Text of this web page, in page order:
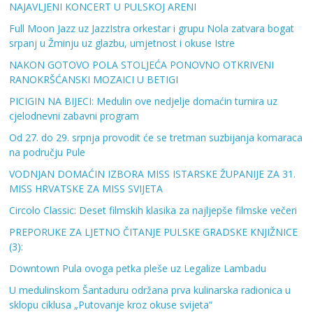
NAJAVLJENI KONCERT U PULSKOJ ARENI
Full Moon Jazz uz JazzIstra orkestar i grupu Nola zatvara bogat
srpanj u Žminju uz glazbu, umjetnost i okuse Istre
NAKON GOTOVO POLA STOLJEĆA PONOVNO OTKRIVENI
RANOKRŠĆANSKI MOZAICI U BETIGI
PICIGIN NA BIJECI: Medulin ove nedjelje domaćin turnira uz
cjelodnevni zabavni program
Od 27. do 29. srpnja provodit će se tretman suzbijanja komaraca
na području Pule
VODNJAN DOMAĆIN IZBORA MISS ISTARSKE ŽUPANIJE ZA 31.
MISS HRVATSKE ZA MISS SVIJETA
Circolo Classic: Deset filmskih klasika za najljepše filmske večeri
PREPORUKE ZA LJETNO ČITANJE PULSKE GRADSKE KNJIŽNICE
(3):
Downtown Pula ovoga petka pleše uz Legalize Lambadu
U medulinskom Šantaduru održana prva kulinarska radionica u
sklopu ciklusa „Putovanje kroz okuse svijeta“